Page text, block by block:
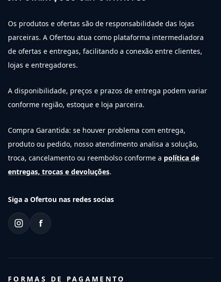
Os produtos e ofertas são de responsabilidade das lojas
parceiras. A Ofertou atua como plataforma intermediadora
de ofertas e entregas, facilitando a conexão entre clientes,
lojas e entregadores.
A disponibilidade, preços e prazos de entrega podem variar
conforme região, estoque e loja parceira.
Compra Garantida: se houver problema com entrega,
produto ou pedido, nosso atendimento analisa a solução,
troca, cancelamento ou reembolso conforme a política de
entregas, trocas e devoluções.
Siga a Ofertou nas redes socias
f
FORMAS DE PAGAMENTO